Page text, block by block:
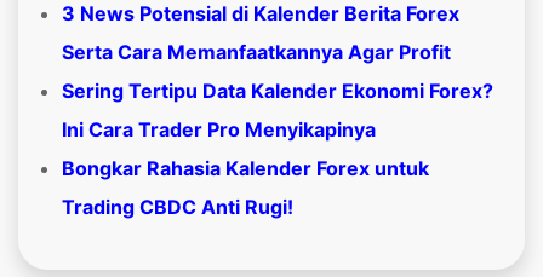
3 News Potensial di Kalender Berita Forex
Serta Cara Memanfaatkannya Agar Profit
Sering Tertipu Data Kalender Ekonomi Forex?
Ini Cara Trader Pro Menyikapinya
Bongkar Rahasia Kalender Forex untuk
Trading CBDC Anti Rugi!